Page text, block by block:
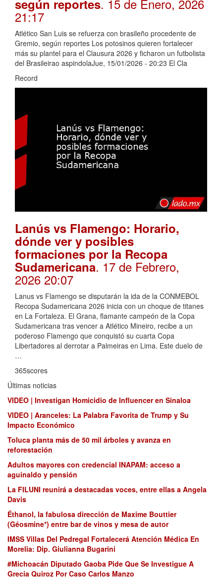
según reportes. 15 de Enero, 2026
21:17
Atlético San Luis se refuerza con brasileño procedente de
Gremio, según reportes Los potosinos quieren fortalecer
más su plantel para el Clausura 2026 y ficharon un futbolista
del Brasileirao aspindolaJue, 15/01/2026 - 20:23 El Cla
Record
Lanús vs Flamengo: Horario,
dónde ver y posibles
formaciones por la Recopa
Sudamericana. 17 de Febrero,
2026 20:07
Lanus vs Flamengo se disputarán la ida de la CONMEBOL
Recopa Sudamericana 2026 inicia con un choque de titanes
en La Fortaleza. El Grana, flamante campeón de la Copa
Sudamericana tras vencer a Atlético Mineiro, recibe a un
poderoso Flamengo que conquistó su cuarta Copa
Libertadores al derrotar a Palmeiras en Lima. Este duelo de
…
365scores
Últimas noticias
VIDEO | Investigan Homicidio de Influencer en Sinaloa
VIDEO | Aranceles: La Palabra Favorita de Trump y Su
Impacto Económico
Toluca planta más de 50 mil árboles y avanza en
reforestación
Adultos mayores con credencial INAPAM: acceso a
aguinaldo y pensión
La FILUNI reunirá a destacadas voces, entre ellas a Angela
Davis
Éthanol, la fabulosa dirección de Maxime Bouttier
(Géosmine*) entre bar de vinos y mesa de autor
IMSS Villas Del Pedregal Fortalecerá Atención Médica En
Morelia: Dip. Giulianna Bugarini
#Michoacán Diputado Gaoba Pide Que Se Investigue A
Grecia Quiroz Por Caso Carlos Manzo